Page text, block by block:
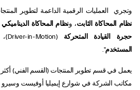
وتجري العمليات الرقمية الداعمة لتطوير
نظام المحاكاة الثابت، ونظام المحاكاة
حجرة القيادة المتحركة (Driver-in-Motion)، ومختبرات
المستخدم".
مكاتب الشركة في شوارع إيميليا أوفيست وسيرو